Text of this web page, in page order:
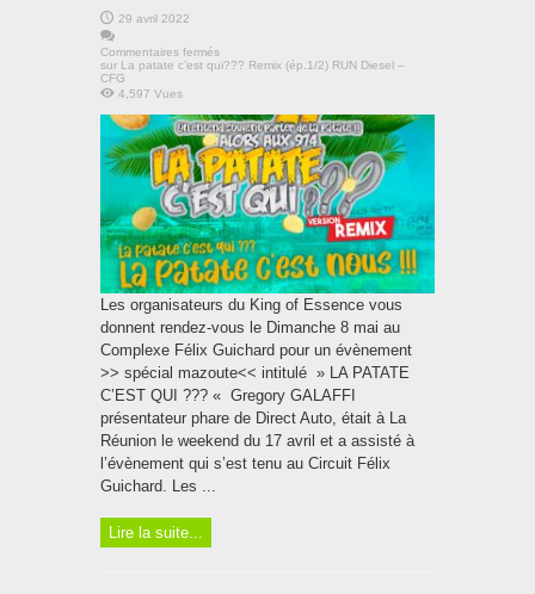
29 avril 2022
Commentaires fermés
sur La patate c’est qui??? Remix (ép.1/2) RUN Diesel –
CFG
4,597 Vues
Les organisateurs du King of Essence vous
donnent rendez-vous le Dimanche 8 mai au
Complexe Félix Guichard pour un évènement
>> spécial mazoute<< intitulé » LA PATATE
C’EST QUI ??? « Gregory GALAFFI
présentateur phare de Direct Auto, était à La
Réunion le weekend du 17 avril et a assisté à
l’évènement qui s’est tenu au Circuit Félix
Guichard. Les ...
Lire la suite...